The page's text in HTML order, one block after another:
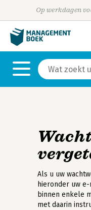
Op werkdagen
Als u uw
hieronder uw
binnen enkele
met daarin